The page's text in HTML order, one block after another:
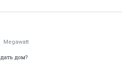
Megawatt
дом?